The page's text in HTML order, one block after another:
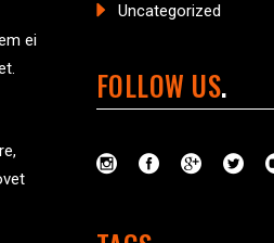
ei
Uncategorized
FOLLOW US